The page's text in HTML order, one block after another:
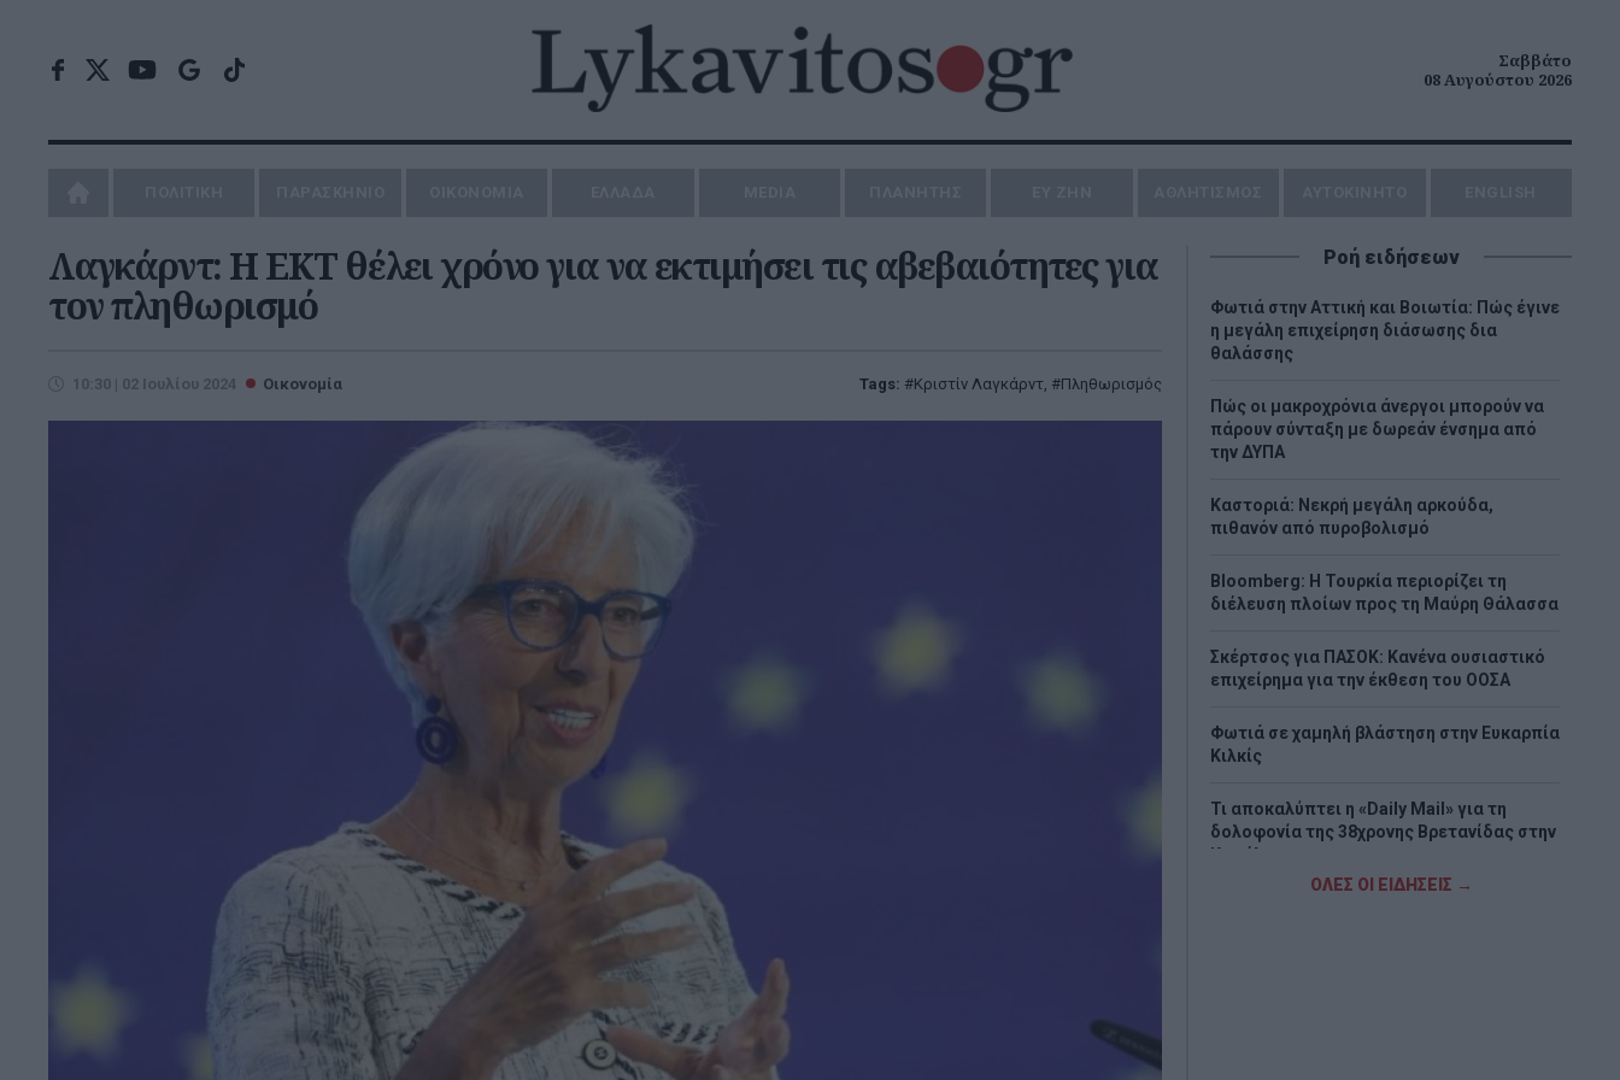
Σαββάτο
08 Αυγούστου 2026
Λαγκάρντ: Η ΕΚΤ θέλει χρόνο για να εκτιμήσει τις αβεβαιότητες για
τον πληθωρισμό
10:30 | 02 Ιουλίου 2024 Οικονομία Tags: Κριστίν Λαγκάρντ, Πληθωρισμός
Ροή ειδήσεων
Φωτιά στην Αττική και Βοιωτία: Πώς έγινε
η μεγάλη επιχείρηση διάσωσης δια
θαλάσσης
Πώς οι μακροχρόνια άνεργοι μπορούν να
πάρουν σύνταξη με δωρεάν ένσημα από
την ΔΥΠΑ
Καστοριά: Νεκρή μεγάλη αρκούδα,
πιθανόν από πυροβολισμό
Bloomberg: Η Τουρκία περιορίζει τη
διέλευση πλοίων προς τη Μαύρη Θάλασσα
Σκέρτσος για ΠΑΣΟΚ: Κανένα ουσιαστικό
επιχείρημα για την έκθεση του ΟΟΣΑ
Φωτιά σε χαμηλή βλάστηση στην Ευκαρπία
Κιλκίς
Τι αποκαλύπτει η «Daily Mail» για τη
δολοφονία της 38χρονης Βρετανίδας στην
Κυψέλη
ΟΛΕΣ ΟΙ ΕΙΔΗΣΕΙΣ →